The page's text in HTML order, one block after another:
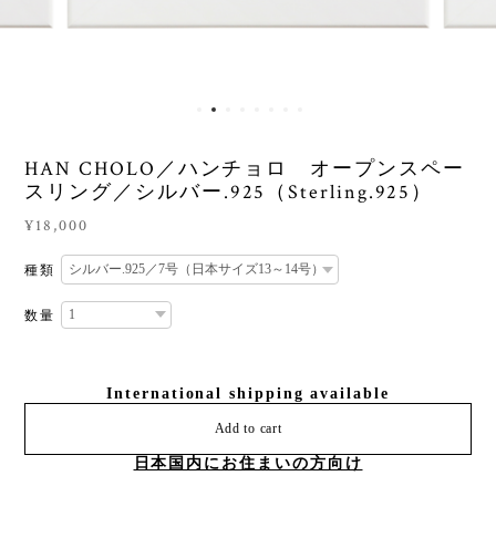
HAN CHOLO／ハンチョロ オープンスペー
スリング／シルバー.925（Sterling.925）
¥18,000
種類
数量
International shipping available
Add to cart
日本国内にお住まいの方向け